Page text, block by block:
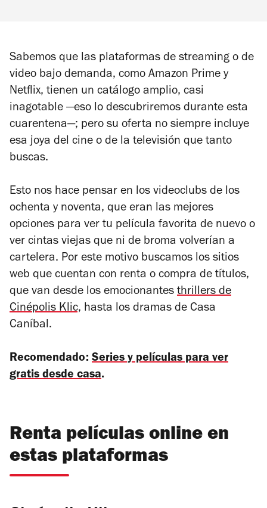
Sabemos que las plataformas de streaming o de
video bajo demanda, como Amazon Prime y
Netflix, tienen un catálogo amplio, casi
inagotable —eso lo descubriremos durante esta
cuarentena—; pero su oferta no siempre incluye
esa joya del cine o de la televisión que tanto
buscas.
Esto nos hace pensar en los videoclubs de los
ochenta y noventa, que eran las mejores
opciones para ver tu película favorita de nuevo o
ver cintas viejas que ni de broma volverían a
cartelera. Por este motivo buscamos los sitios
web que cuentan con renta o compra de títulos,
que van desde los emocionantes thrillers de
Cinépolis Klic, hasta los dramas de Casa
Caníbal.
Recomendado: Series y películas para ver
gratis desde casa.
Renta películas online en
estas plataformas